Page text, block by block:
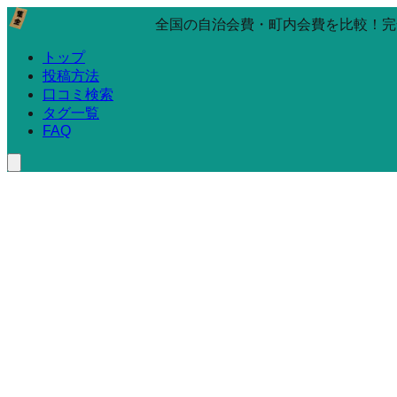
全国の自治会費・町内会費を比較！
トップ
投稿方法
口コミ検索
タグ一覧
FAQ